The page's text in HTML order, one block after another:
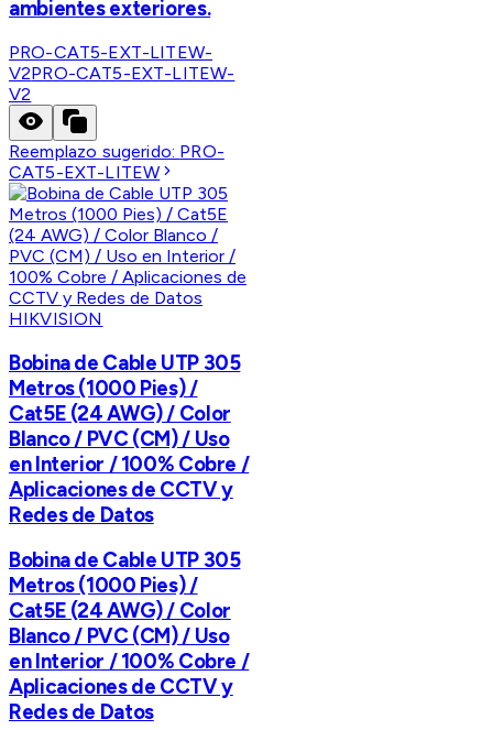
ambientes exteriores.
PRO-CAT5-EXT-LITEW-
V2PRO-CAT5-EXT-LITEW-
V2
Reemplazo sugerido: PRO-
CAT5-EXT-LITEW
HIKVISION
Bobina de Cable UTP 305
Metros (1000 Pies) /
Cat5E (24 AWG) / Color
Blanco / PVC (CM) / Uso
en Interior / 100% Cobre /
Aplicaciones de CCTV y
Redes de Datos
Bobina de Cable UTP 305
Metros (1000 Pies) /
Cat5E (24 AWG) / Color
Blanco / PVC (CM) / Uso
en Interior / 100% Cobre /
Aplicaciones de CCTV y
Redes de Datos